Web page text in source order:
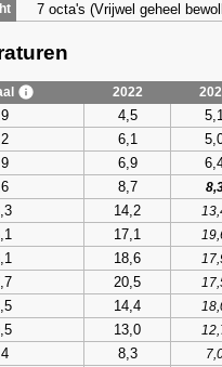
7 octa's (Vrijwel geheel
2022
4,5
6,1
6,9
8,7
14,2
17,1
18,6
20,5
14,4
13,0
8,3